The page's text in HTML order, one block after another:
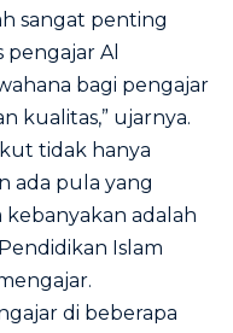
sangat penting
Al
bagi pengajar
kualitas,” ujarnya.
tidak hanya
ada pula yang
kebanyakan adalah
Islam
di beberapa